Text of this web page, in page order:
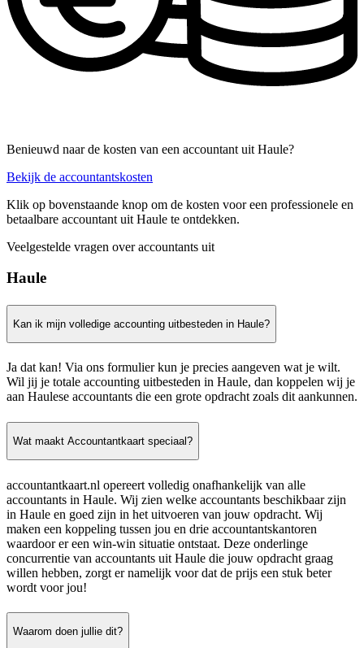
Benieuwd naar de kosten van een accountant uit Haule?
Bekijk de accountantskosten
Klik op bovenstaande knop om de kosten voor een professionele en
betaalbare accountant uit Haule te ontdekken.
Veelgestelde vragen over accountants uit
Haule
Kan ik mijn volledige accounting uitbesteden in Haule?
Ja dat kan! Via ons formulier kun je precies aangeven wat je wilt.
Wil jij je totale accounting uitbesteden in Haule, dan koppelen wij je
aan Haulese accountants die een grote opdracht zoals dit aankunnen.
Wat maakt Accountantkaart speciaal?
accountantkaart.nl opereert volledig onafhankelijk van alle
accountants in Haule. Wij zien welke accountants beschikbaar zijn
in Haule en goed zijn in het uitvoeren van jouw opdracht. Wij
maken een koppeling tussen jou en drie accountantskantoren
waardoor er een win-win situatie ontstaat. Deze onderlinge
concurrentie van accountants uit Haule die jouw opdracht graag
willen hebben, zorgt er namelijk voor dat de prijs een stuk beter
wordt voor jou!
Waarom doen jullie dit?